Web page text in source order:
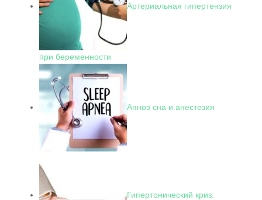
Артериальная гипертензия
при беременности
Апноэ сна и анестезия
Гипертонический криз: